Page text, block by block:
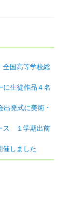
全国高等学校総
に生徒作品４名
発式に美術・
ス １学期出前
催しました